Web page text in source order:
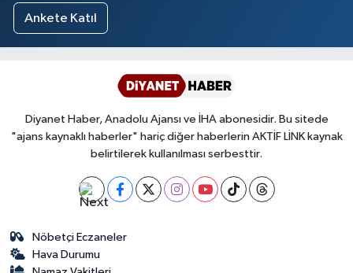
Ankete Katıl
Diyanet Haber, Anadolu Ajansı ve İHA abonesidir. Bu sitede
"ajans kaynaklı haberler" hariç diğer haberlerin AKTİF LİNK kaynak
belirtilerek kullanılması serbesttir.
Nöbetçi Eczaneler
Hava Durumu